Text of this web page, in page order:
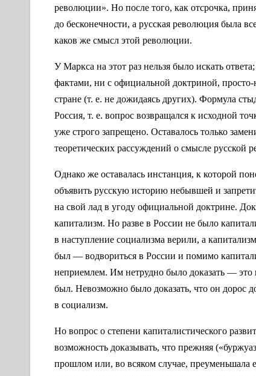
революции». Но после того, как отсрочка,
до бесконечности, а русская революция была
каков же смысл этой революции.
У Маркса на этот раз нельзя было искать
фактами, ни с официальной доктриной, просто-
стране (т. е. не дожидаясь других). Формула
Россия, т. е. вопрос возвращался к исходной
уже строго запрещено. Оставалось только
теоретических рассуждений о смысле
Однако же оставалась инстанция, к которой
объявить русскую историю небывшей и
на свой лад в угоду официальной доктрине.
капитализм. Но разве в России не было
в наступление социализма верили, а
был — водвориться в России и помимо
неприемлем. Им нетрудно было доказать — это
был. Невозможно было доказать, что он дорос
в социализм.
Но вопрос о степени капиталистического
возможность доказывать, что прежняя
прошлом или, во всяком случае, преуменьшала